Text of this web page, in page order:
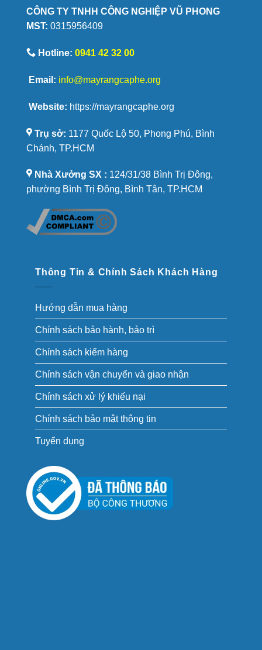
Savoury
CÔNG TY TNHH CÔNG NGHIỆP VŨ PHONG
MST: 0315956409
Hotline: 0941 42 32 00
Email: info@mayrangcaphe.org
Website: https://mayrangcaphe.org
Trụ sở: 1177 Quốc Lộ 50, Phong Phú, Bình
Chánh, TP.HCM
Nhà Xưởng SX : 124/31/38 Bình Trị Đông,
phường Bình Trị Đông, Bình Tân, TP.HCM
Thông Tin & Chính Sách Khách Hàng
Hướng dẫn mua hàng
Chính sách bảo hành, bảo trì
Chính sách kiểm hàng
Chính sách vận chuyển và giao nhận
Chính sách xử lý khiếu nại
Chính sách bảo mật thông tin
Tuyển dụng